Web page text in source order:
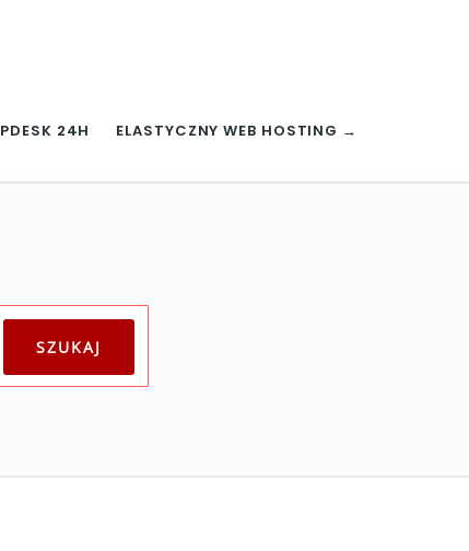
24H ELASTYCZNY WEB HOSTING →